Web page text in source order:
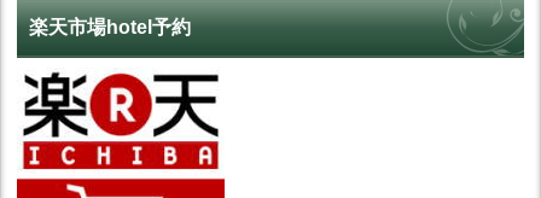
楽天市場hotel予約